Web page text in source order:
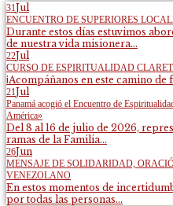
31Jul
ENCUENTRO DE SUPERIORES
Durante estos días estuvimos
de nuestra vida misionera...
22Jul
CURSO DE ESPIRITUALIDAD
¡Acompáñanos en este camino de
21Jul
Panamá acogió el Encuentro de
América»
Del 8 al 16 de julio de 2026,
ramas de la Familia...
26Jun
MENSAJE DE SOLIDARIDAD,
VENEZOLANO
En estos momentos de
por todas las personas...